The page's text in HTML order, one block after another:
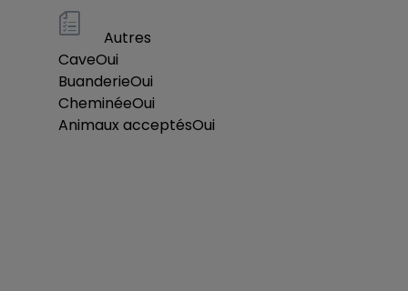
Autres
CaveOui
BuanderieOui
CheminéeOui
Animaux acceptésOui